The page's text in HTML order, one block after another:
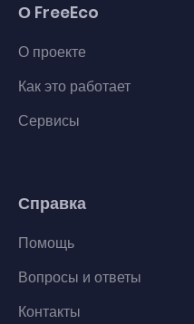
О FreeEco
О проекте
Как это работает
Сервисы
Справка
Помощь
Вопросы и ответы
Контакты